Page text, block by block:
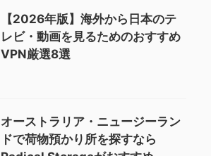
【2026年版】海外から日本のテ
レビ・動画を見るためのおすすめ
VPN厳選8選
オーストラリア・ニュージーラン
ドで荷物預かり所を探すなら